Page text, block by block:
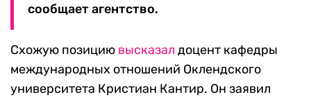
сообщает агентство.
Схожую позицию высказал доцент кафедры
международных отношений Оклендского
университета Кристиан Кантир. Он заявил